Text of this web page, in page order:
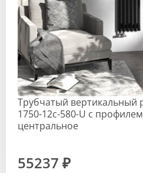
Трубчатый вертикальный
1750-12с-580-U с
центральное
55237 ₽